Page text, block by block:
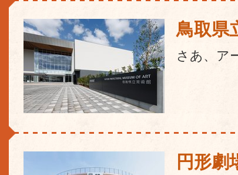
鳥取県
さあ、ア
円形劇